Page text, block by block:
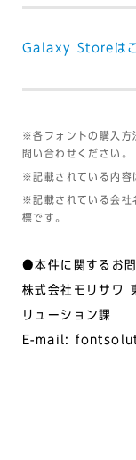
Galaxy Storeは
※各フォントの購入
問い合わせください。
※記載されている内容
※記載されている会社
標です。
●本件に関するお
株式会社モリサワ
リューション課
E-mail: